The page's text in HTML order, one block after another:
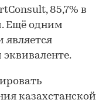
85,7% в
Ещё одним
казахстанской